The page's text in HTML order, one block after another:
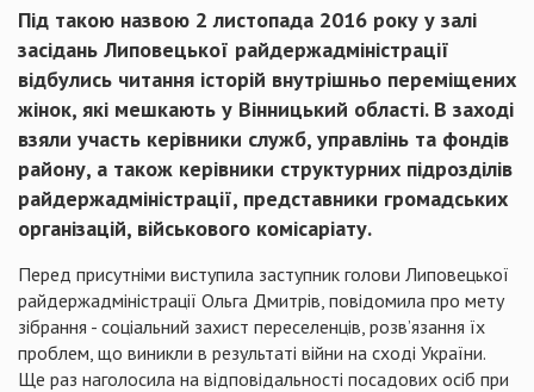
Під такою назвою 2 листопада 2016 року у залі
засідань Липовецької райдержадміністрації
відбулись читання історій внутрішньо переміщених
жінок, які мешкають у Вінницький області. В заході
взяли участь керівники служб, управлінь та фондів
району, а також керівники структурних підрозділів
райдержадміністрації, представники громадських
організацій, військового комісаріату.
Перед присутніми виступила заступник голови Липовецької
райдержадміністрації Ольга Дмитрів, повідомила про мету
зібрання - соціальний захист переселенців, розв’язання їх
проблем, що виникли в результаті війни на сході України.
Ще раз наголосила на відповідальності посадових осіб при